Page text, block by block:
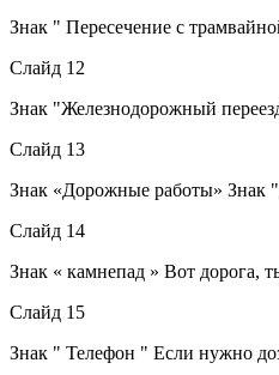
Знак " Пересечение с
Слайд 12
Знак "Железнодорожный
Слайд 13
Знак «Дорожные работы» Знак
Слайд 14
Знак « камнепад » Вот дорога,
Слайд 15
Знак " Телефон " Если нужно